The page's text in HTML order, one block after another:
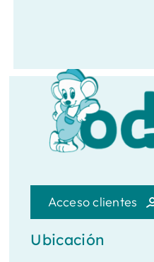
Acceso clientes
Ubicación